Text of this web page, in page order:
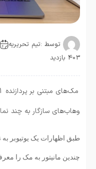
توسط :تیم تحریریه
403 بازدید
وهاب‌های سازگار به چند
چندین مانیتور به مک را